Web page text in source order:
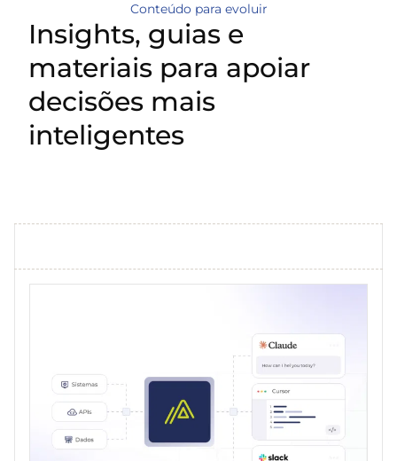
Conteúdo para evoluir
Insights, guias e
materiais para apoiar
decisões mais
inteligentes